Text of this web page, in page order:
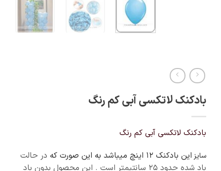
بادکنک لاتکسی آبی کم رنگ
بادکنک لاتکسی آبی کم رنگ
سایز این بادکنک 12 اینچ میباشد به این صورت که
در حالت
باد شده حدود ۲۵ سانتیمتر است . این محصول بدون باد